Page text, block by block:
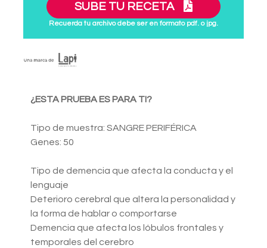
SUBE TU RECETA
Recuerda tu archivo debe ser en formato pdf. o jpg.
¿ESTA PRUEBA ES PARA TI?
Tipo de muestra: SANGRE PERIFÉRICA
Genes: 50
Tipo de demencia que afecta la conducta y el
lenguaje
Deterioro cerebral que altera la personalidad y
la forma de hablar o comportarse
Demencia que afecta los lóbulos frontales y
temporales del cerebro